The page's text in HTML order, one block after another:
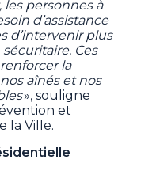
les personnes à
d’assistance
d’intervenir plus
Ces
la
aînés et nos
», souligne
et
la Ville.